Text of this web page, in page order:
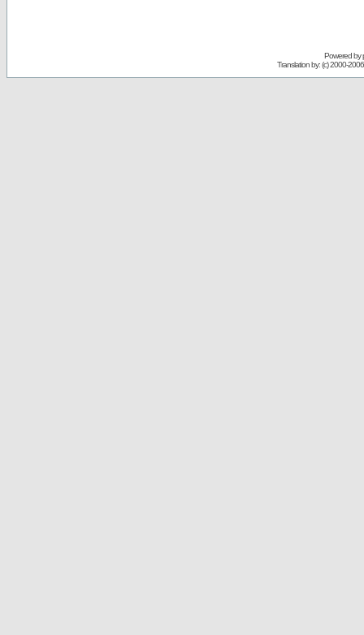
Powered by
Translation by: (c) 2000-